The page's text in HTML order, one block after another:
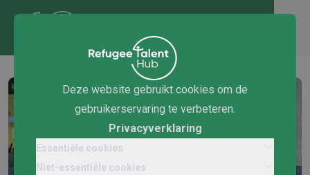
Deze website gebruikt cookies om de
gebruikerservaring te verbeteren.
Privacyverklaring
Essentiële cookies
Niet-essentiële cookies